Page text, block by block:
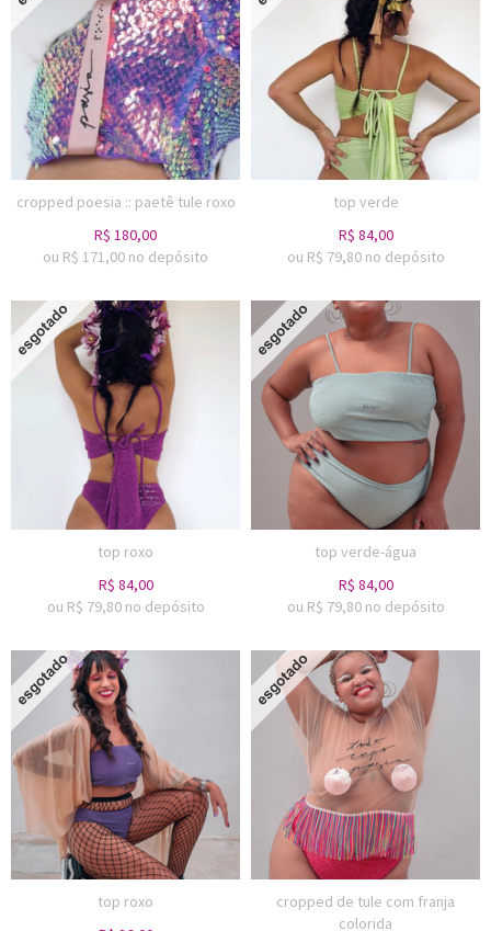
cropped poesia :: paetê tule roxo
R$ 180,00
ou R$ 171,00 no depósito
top verde
R$ 84,00
ou R$ 79,80 no depósito
top roxo
R$ 84,00
ou R$ 79,80 no depósito
top verde-água
R$ 84,00
ou R$ 79,80 no depósito
top roxo
cropped de tule com franja
colorida